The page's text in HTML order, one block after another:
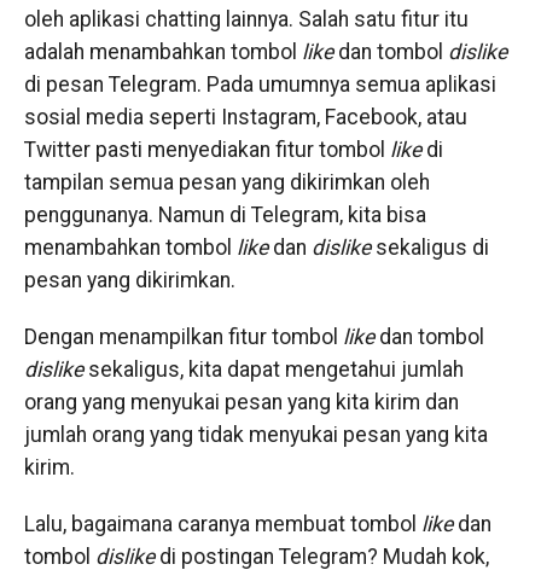
oleh aplikasi chatting lainnya. Salah satu fitur itu
adalah menambahkan tombol likedan tombol dislike
di pesan Telegram. Pada umumnya semua aplikasi
sosial media seperti Instagram, Facebook, atau
Twitter pasti menyediakan fitur tombol likedi
tampilan semua pesan yang dikirimkan oleh
penggunanya. Namun di Telegram, kita bisa
menambahkan tombol likedan dislikesekaligus di
pesan yang dikirimkan.
Dengan menampilkan fitur tombol likedan tombol
dislikesekaligus, kita dapat mengetahui jumlah
orang yang menyukai pesan yang kita kirim dan
jumlah orang yang tidak menyukai pesan yang kita
kirim.
Lalu, bagaimana caranya membuat tombol likedan
tombol dislikedi postingan Telegram? Mudah kok,